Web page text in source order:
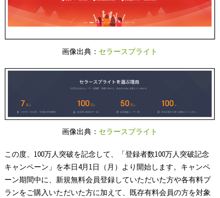
画像出典： セラースプライト
画像出典： セラースプライト
この度、100万人突破を記念して、「登録者数100万人突破記念
キャンペーン」を本日4月1日（月）より開始します。キャンペ
ーン期間中に、新規無料会員登録していただいた方や各有料プ
ランをご購入いただいた方に加えて、既存有料会員の方を対象